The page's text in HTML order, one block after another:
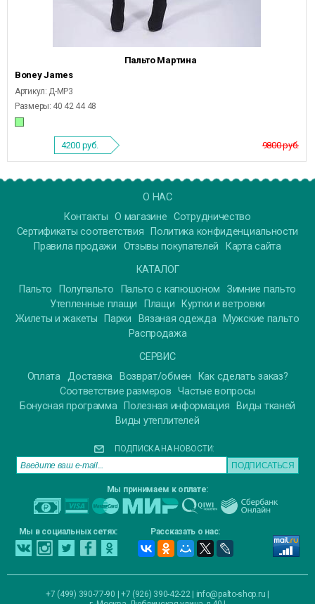
Пальто Мартина
Boney James
Артикул: Д-МР3
Размеры: 40 42 44 48
9800 руб.
4200 руб.
О НАС
Контакты
О магазине Сотрудничество
Сертификаты соответствия
Политика конфиденциальности
Правила продажи
Отзывы покупателей
Карта сайта
КАТАЛОГ
Пальто
Полупальто Пальто с капюшоном
Зимние пальто
Утепленные плащи
Плащи
Куртки и ветровки
Жилеты и жакеты
Парки Вязаная одежда
Мужские пальто
Распродажа
СЕРВИС
Оплата Доставка Возврат/обмен
Как сделать заказ?
Соответствие размеров
Частые вопросы
Бонусная программа
Полезная информация
Виды тканей
Виды утеплителей
ПОДПИСКА НА НОВОСТИ:
Мы принимаем к оплате:
Мы в социальных сетях: Рассказать о нас:
+7 (499) 390-77-90 | +7 (926) 390-42-22 | info@palto-shop.ru